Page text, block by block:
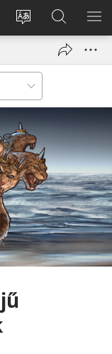
Oldal
nyelvének
megváltoztatása
Bejelentkezés
(opens
Keresés
a jw.org
honlapon